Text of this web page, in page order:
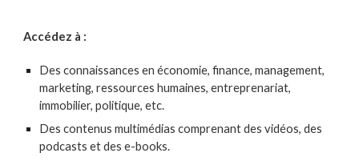
Accédez à :
Des connaissances en économie, finance, management,
marketing, ressources humaines, entreprenariat,
immobilier, politique, etc.
Des contenus multimédias comprenant des vidéos, des
podcasts et des e-books.